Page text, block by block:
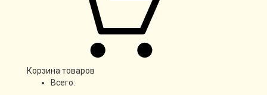
Корзина товаров
Всего: